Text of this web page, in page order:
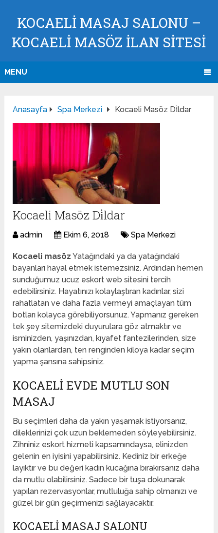
KOCAELI MASAJ SALONU –
KOCAELI MASÖZ İLAN SİTESİ
MENU
Anasayfa Spa Merkezi Kocaeli Masöz Di̇ldar
Kocaeli Masöz Di̇ldar
admin Ekim 6, 2018 Spa Merkezi
Kocaeli masöz Yatağındaki ya da yatağındaki
bayanları hayal etmek istemezsiniz. Ardından hemen
sunduğumuz ucuz eskort web sitesini tercih
edebilirsiniz. Hayatınızı kolaylaştıran kadınlar, sizi
rahatlatan ve daha fazla vermeyi amaçlayan tüm
botları kolayca görebiliyorsunuz. Yapmanız gereken
tek şey sitemizdeki duyurulara göz atmaktır ve
isminizden, yaşınızdan, kıyafet fantezilerinden, size
yakın olanlardan, ten renginden kiloya kadar seçim
yapma şansına sahipsiniz.
KOCAELI EVDE MUTLU SON
MASAJ
Bu seçimleri daha da yakın yaşamak istiyorsanız,
dileklerinizi çok uzun beklemeden söyleyebilirsiniz.
Zihniniz eskort hizmeti kapsamındaysa, elinizden
gelenin en iyisini yapabilirsiniz. Kediniz bir erkeğe
layıktır ve bu değeri kadın kucağına bırakırsanız daha
da mutlu olabilirsiniz. Sadece bir tuşa dokunarak
yapılan rezervasyonlar, mutluluğa sahip olmanızı ve
güzel bir gün geçirmenizi sağlayacaktır.
KOCAELI MASAJ SALONU